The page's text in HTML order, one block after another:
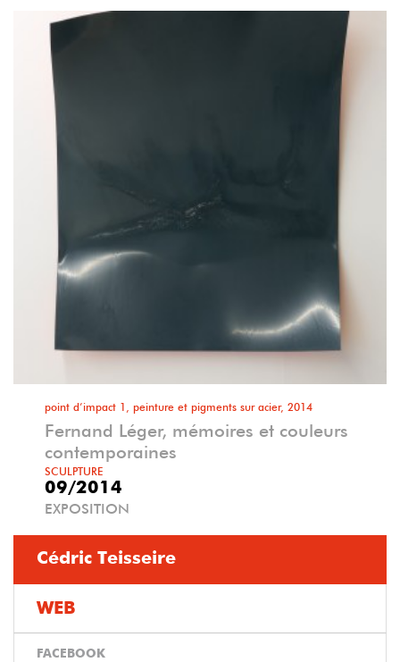
point d’impact 1, peinture et pigments sur acier, 2014
Fernand Léger, mémoires et couleurs
contemporaines
SCULPTURE
09/2014
EXPOSITION
Cédric Teisseire
WEB
FACEBOOK